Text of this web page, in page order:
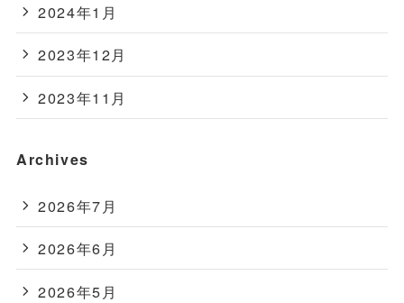
2024年1月
2023年12月
2023年11月
Archives
2026年7月
2026年6月
2026年5月